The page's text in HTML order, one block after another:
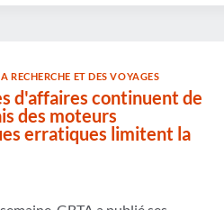
RECHERCHE ET DES VOYAGES
d'affaires continuent de
des moteurs
erratiques limitent la